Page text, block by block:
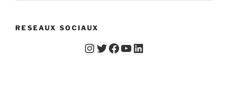
RESEAUX SOCIAUX
Instagram
Twitter
Facebook
YouTube - Vidéos du Chicago Poker ClubLinkedIn